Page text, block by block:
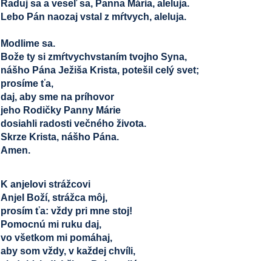
Raduj sa a veseľ sa, Panna Mária, aleluja.
Lebo Pán naozaj vstal z mŕtvych, aleluja.
Modlime sa.
Bože ty si zmŕtvychvstaním tvojho Syna,
nášho Pána Ježiša Krista, potešil celý svet;
prosíme ťa,
daj, aby sme na príhovor
jeho Rodičky Panny Márie
dosiahli radosti večného života.
Skrze Krista, nášho Pána.
Amen.
K anjelovi strážcovi
Anjel Boží, strážca môj,
prosím ťa: vždy pri mne stoj!
Pomocnú mi ruku daj,
vo všetkom mi pomáhaj,
aby som vždy, v každej chvíli,